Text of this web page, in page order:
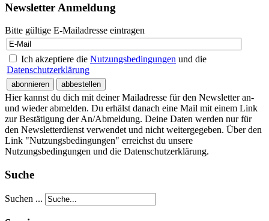
Newsletter Anmeldung
Bitte gültige E-Mailadresse eintragen
Ich akzeptiere die Nutzungsbedingungen und die
Datenschutzerklärung
Hier kannst du dich mit deiner Mailadresse für den Newsletter an-
und wieder abmelden. Du erhälst danach eine Mail mit einem Link
zur Bestätigung der An/Abmeldung. Deine Daten werden nur für
den Newsletterdienst verwendet und nicht weitergegeben. Über den
Link "Nutzungsbedingungen" erreichst du unsere
Nutzungsbedingungen und die Datenschutzerklärung.
Suche
Suchen ...